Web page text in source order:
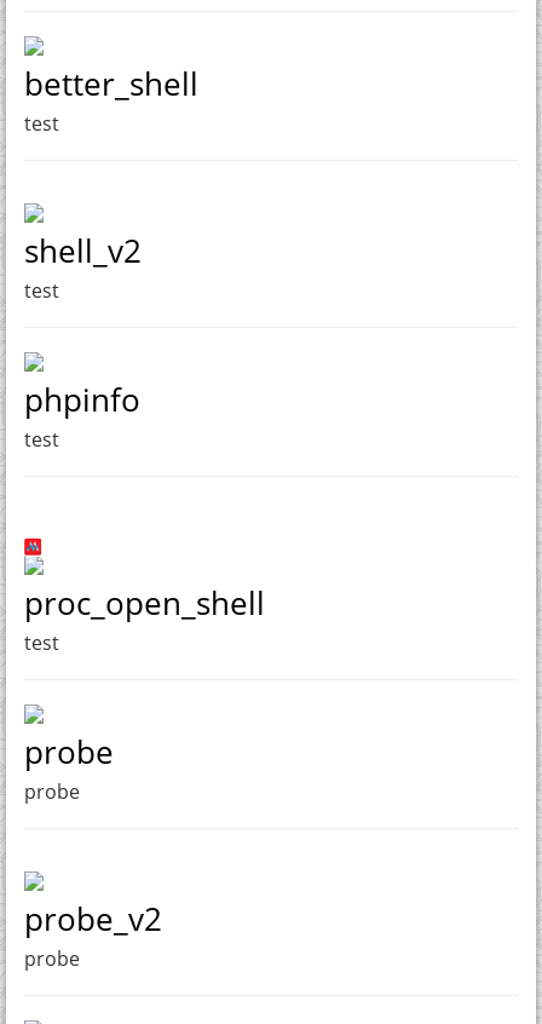
better_shell
test
shell_v2
test
phpinfo
test
proc_open_shell
test
probe
probe
probe_v2
probe